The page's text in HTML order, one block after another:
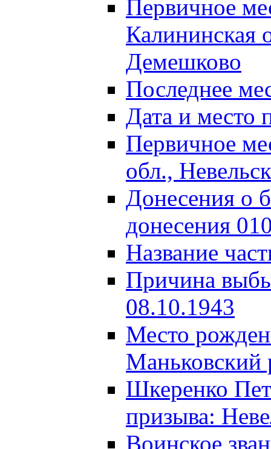
Первичное
Калининская
Демешково
Последнее
Дата и место
Первичное
обл.,
Донесения о
донесения
Название
Причина
08.10.1943
Место
Маньковский
Шкеренко
призыва:
Воинское